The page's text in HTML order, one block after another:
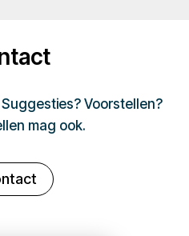
Voorstellen?
mag ook.